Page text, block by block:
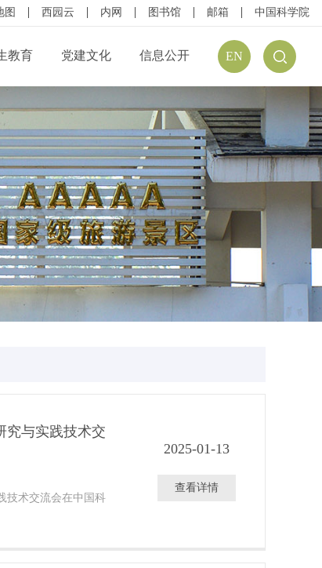
图 西园云 内网 图书馆 邮箱 中国科学院
教育 党建文化
设
设
源
信息公开
录 预（决）算公开
年度报告
EN
究与实践技术交
技术交流会在中国科
2025-01-13
查看详情